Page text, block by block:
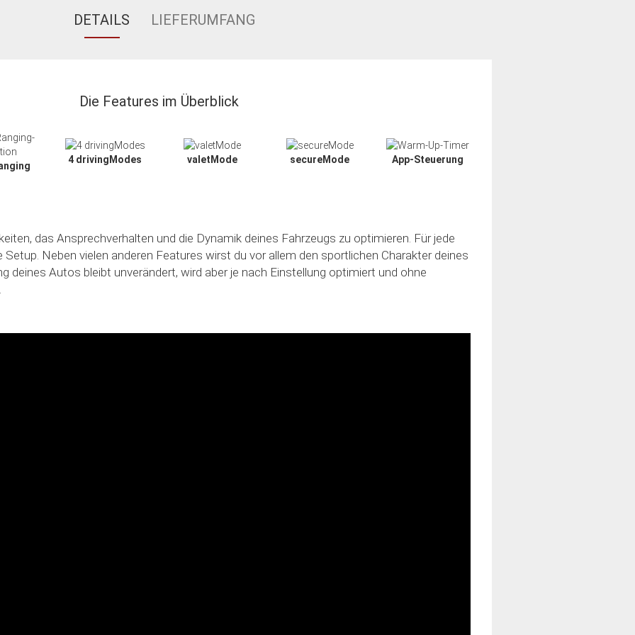
DETAILS LIEFERUMFANG
Die Features im Überblick
4 drivingModes valetMode secureMode App-Steuerung
das Ansprechverhalten und die Dynamik deines Fahrzeugs zu optimieren. Für jede
Neben vielen anderen Features wirst du vor allem den sportlichen Charakter deines
deines Autos bleibt unverändert, wird aber je nach Einstellung optimiert und ohne